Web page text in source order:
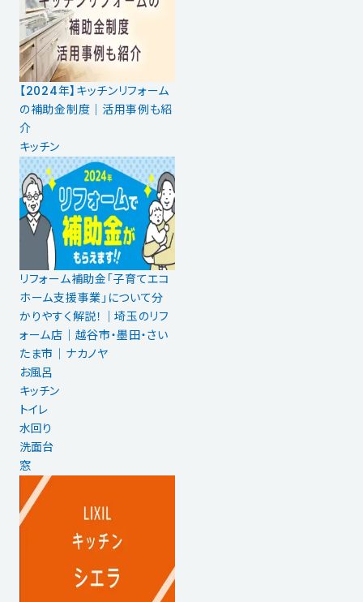
【2024年】キッチンリフォーム
の補助金制度｜活用事例も紹
介
キッチン
リフォーム補助金「子育てエコ
ホーム支援事業」について分
かりやすく解説！｜埼玉のリフ
ォーム店｜越谷市・墨田・さい
たま市｜ナカノヤ
お風呂
キッチン
トイレ
水回り
洗面台
窓